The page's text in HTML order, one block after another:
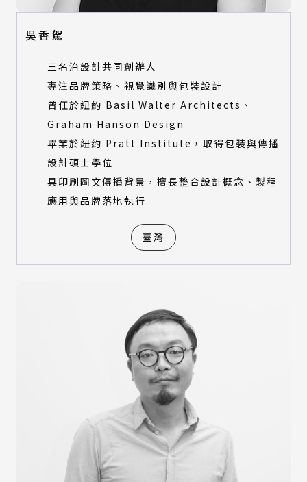
吳香駕
三名治設計共同創辦人
專注品牌策略、視覺識別與包裝設計
曾任於紐約 Basil Walter Architects、
Graham Hanson Design
畢業於紐約 Pratt Institute，取得包裝與傳播
設計碩士學位
具印刷圖文傳播背景，擅長整合設計概念、製程
應用與品牌落地執行
臺灣